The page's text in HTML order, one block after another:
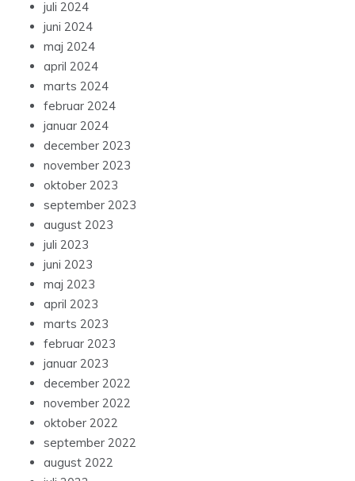
juli 2024
juni 2024
maj 2024
april 2024
marts 2024
februar 2024
januar 2024
december 2023
november 2023
oktober 2023
september 2023
august 2023
juli 2023
juni 2023
maj 2023
april 2023
marts 2023
februar 2023
januar 2023
december 2022
november 2022
oktober 2022
september 2022
august 2022